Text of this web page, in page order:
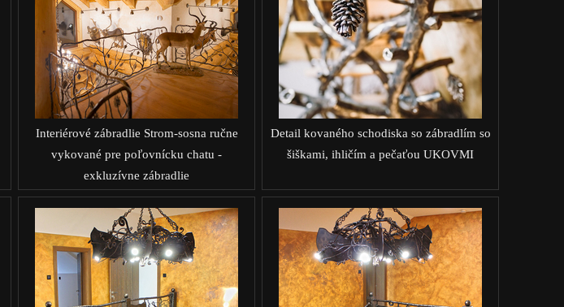
Interiérové zábradlie Strom-sosna ručne
vykované pre poľovnícku chatu -
exkluzívne zábradlie
Detail kovaného schodiska so zábradlím so
šiškami, ihličím a pečaťou UKOVMI